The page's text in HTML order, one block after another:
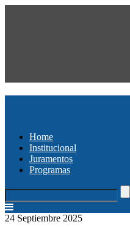
Home
Institucional
Juramentos
Programas
24 Septiembre 2025